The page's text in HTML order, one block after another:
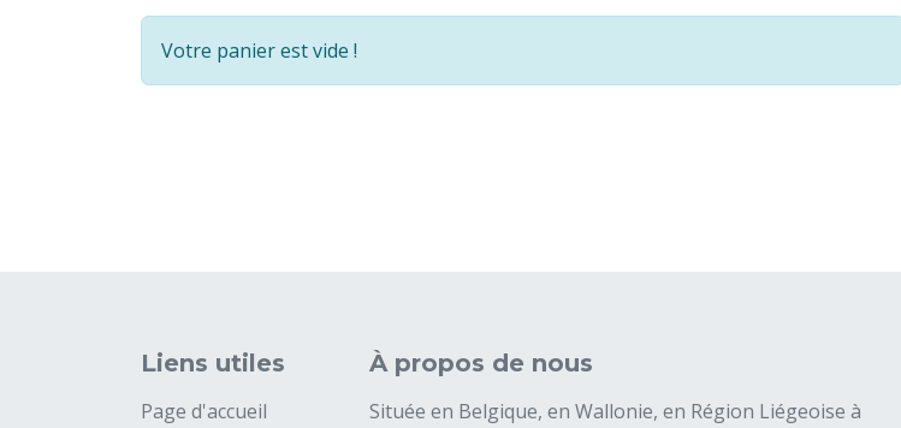
Votre panier est vide !
Liens utiles
Page d'accueil
À propos de nous
Située en Belgique, en Wallonie, en Région Liégeoise à